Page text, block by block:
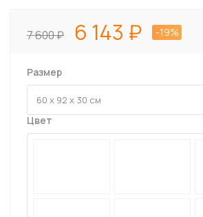
7 600 6 143 -19%
Размер
Цвет